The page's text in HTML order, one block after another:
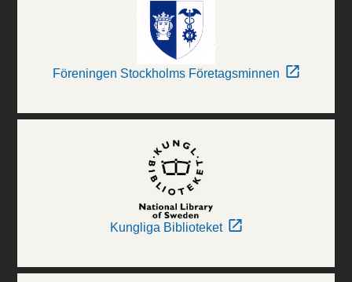
Föreningen Stockholms Företagsminnen
Kungliga Biblioteket